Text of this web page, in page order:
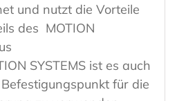
und nutzt die Vorteile
des MOTION
SYSTEMS ist es auch
für die